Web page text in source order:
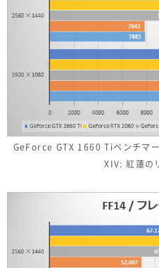
GeForce GTX 1660 Tiベンチマ
XIV: 紅蓮の